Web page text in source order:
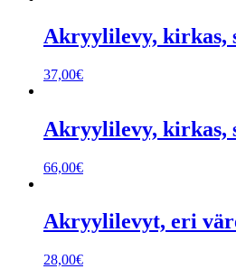
Akryylilevy, kirkas,
37,00€
Akryylilevy, kirkas,
66,00€
Akryylilevyt, eri
28,00€